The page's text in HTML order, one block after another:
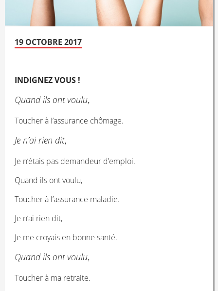
19 OCTOBRE 2017
INDIGNEZ VOUS !
Quand ils ont voulu,
Toucher à I’assurance chômage.
Je n’ai rien dit,
Je n’étais pas demandeur d’emploi.
Quand ils ont voulu,
Toucher à l’assurance maladie.
Je n’ai rien dit,
Je me croyais en bonne santé.
Quand ils ont voulu,
Toucher à ma retraite.